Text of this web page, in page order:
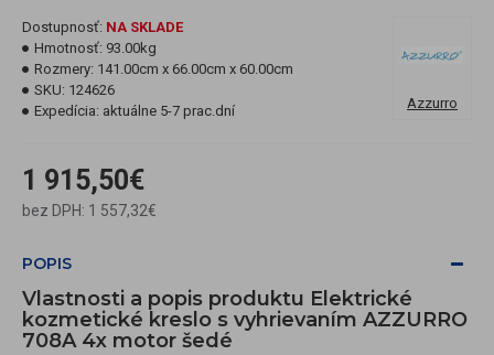
1 915,50€
bez DPH: 1 557,32€
Dostupnosť: NA SKLADE
Hmotnosť: 93.00kg
Rozmery: 141.00cm x 66.00cm x 60.00cm
SKU: 124626
Expedícia: aktuálne 5-7 prac.dní Azzurro
POPIS
Vlastnosti a popis produktu Elektrické
kozmetické kreslo s vyhrievaním AZZURRO
708A 4x motor šedé